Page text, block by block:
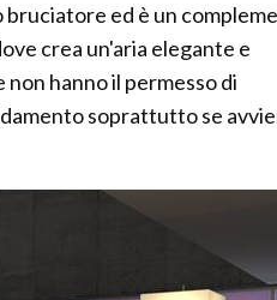
bruciatore ed è un
crea un'aria elegante e
hanno il permesso di
soprattutto se